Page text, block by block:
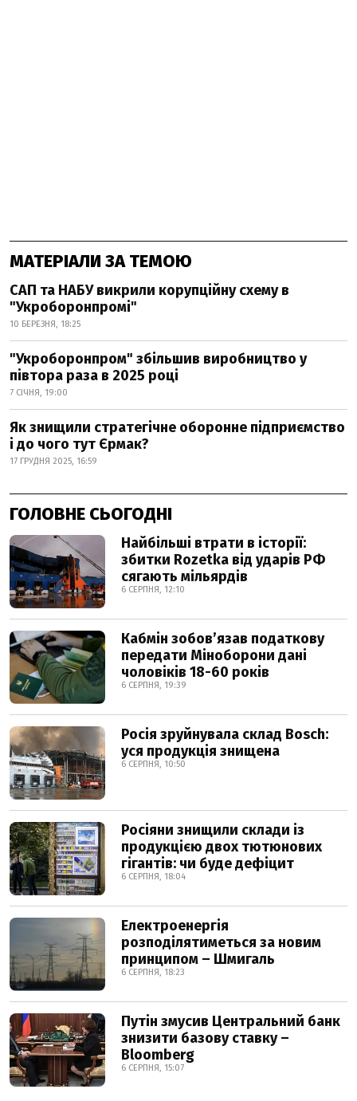
МАТЕРІАЛИ ЗА ТЕМОЮ
САП та НАБУ викрили корупційну схему в
"Укроборонпромі"
10 БЕРЕЗНЯ, 18:25
"Укроборонпром" збільшив виробництво у
півтора раза в 2025 році
7 СІЧНЯ, 19:00
Як знищили стратегічне оборонне підприємство
і до чого тут Єрмак?
17 ГРУДНЯ 2025, 16:59
ГОЛОВНЕ СЬОГОДНІ
Найбільші втрати в історії:
збитки Rozetka від ударів РФ
сягають мільярдів
6 СЕРПНЯ, 12:10
Кабмін зобовʼязав податкову
передати Міноборони дані
чоловіків 18-60 років
6 СЕРПНЯ, 19:39
Росія зруйнувала склад Bosch:
уся продукція знищена
6 СЕРПНЯ, 10:50
Росіяни знищили склади із
продукцією двох тютюнових
гігантів: чи буде дефіцит
6 СЕРПНЯ, 18:04
Електроенергія
розподілятиметься за новим
принципом – Шмигаль
6 СЕРПНЯ, 18:23
Путін змусив Центральний банк
знизити базову ставку –
Bloomberg
6 СЕРПНЯ, 15:07